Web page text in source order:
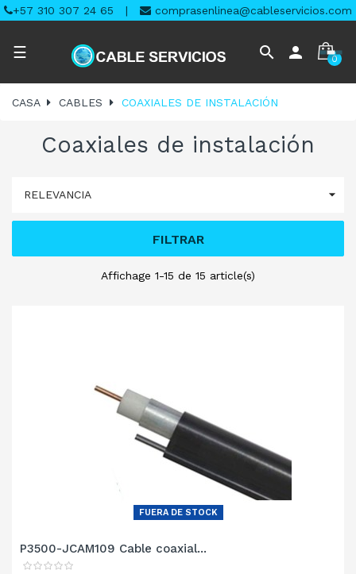
+57 310 307 24 65 | comprasenlinea@cableservicios.com
Navegación
palanca
☰ search person 0
CASA CABLES COAXIALES DE INSTALACIÓN
Coaxiales de instalación
RELEVANCIA 
FILTRAR
Affichage 1-15 de 15 article(s)
FUERA DE STOCK
P3500-JCAM109 Cable coaxial...